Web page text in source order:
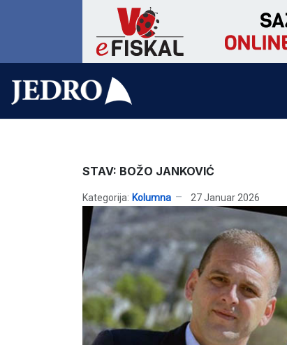
STAV: BOŽO JANKOVIĆ
Kategorija: Kolumna 27 Januar 2026